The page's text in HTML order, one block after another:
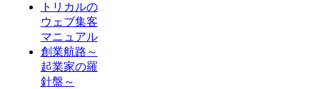
トリカルの
ウェブ集客
マニュアル
創業航路～
起業家の羅
針盤～